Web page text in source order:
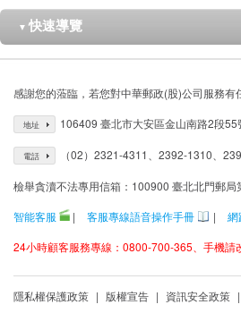
▼ 快速導覽
感謝您的蒞臨，若您對中華郵政(股)公司服務有
地址 106409 臺北市大安區金山南路2段55
電話 （02）2321-4311、2392-1310、
檢舉貪瀆不法專用信箱：100900 臺北北門郵局
智能客服
| 客服專線語音操作手冊 |
網
24小時顧客服務專線：0800-700-365、手機
隱私權保護政策 | 版權宣告 | 資訊安全政策 |